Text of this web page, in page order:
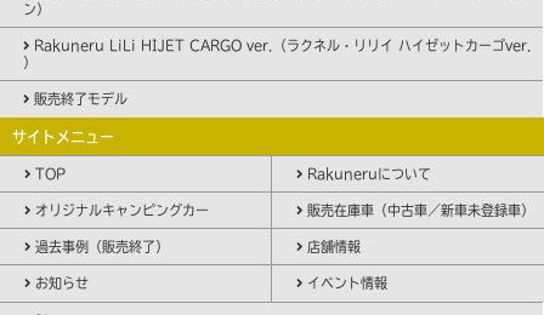
ン）
Rakuneru LiLi HIJET CARGO ver.（ラクネル・リリイ ハイゼットカーゴver.
）
販売終了モデル
サイトメニュー
TOP Rakuneruについて
オリジナルキャンピングカー 販売在庫車（中古車／新車未登録車）
過去事例（販売終了） 店舗情報
お知らせ イベント情報